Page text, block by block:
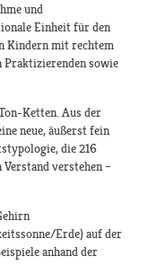
und
Einheit für den
Kindern mit rechtem
Praktizierenden sowie
Ketten. Aus der
neue, äußerst fein
die 216
verstehen –
Erde) auf der
anhand der